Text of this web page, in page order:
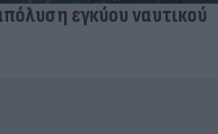
εγκύου ναυτικού